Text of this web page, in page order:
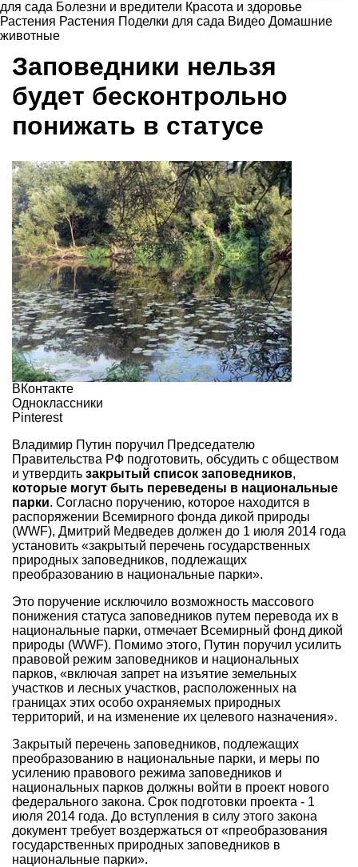
для сада Болезни и вредители Красота и здоровье
Растения Растения Поделки для сада Видео Домашние
животные
Заповедники нельзя
будет бесконтрольно
понижать в статусе
ВКонтакте
Одноклассники
Pinterest
Владимир Путин поручил Председателю
Правительства РФ подготовить, обсудить с обществом
и утвердить закрытый список заповедников,
которые могут быть переведены в национальные
парки. Согласно поручению, которое находится в
распоряжении Всемирного фонда дикой природы
(WWF), Дмитрий Медведев должен до 1 июля 2014 года
установить «закрытый перечень государственных
природных заповедников, подлежащих
преобразованию в национальные парки».
Это поручение исключило возможность массового
понижения статуса заповедников путем перевода их в
национальные парки, отмечает Всемирный фонд дикой
природы (WWF). Помимо этого, Путин поручил усилить
правовой режим заповедников и национальных
парков, «включая запрет на изъятие земельных
участков и лесных участков, расположенных на
границах этих особо охраняемых природных
территорий, и на изменение их целевого назначения».
Закрытый перечень заповедников, подлежащих
преобразованию в национальные парки, и меры по
усилению правового режима заповедников и
национальных парков должны войти в проект нового
федерального закона. Срок подготовки проекта - 1
июля 2014 года. До вступления в силу этого закона
документ требует воздержаться от «преобразования
государственных природных заповедников в
национальные парки».